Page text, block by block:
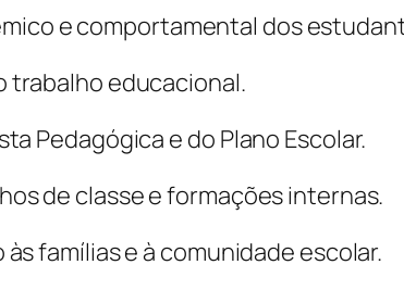
e comportamental dos
trabalho educacional.
Pedagógica e do Plano Escolar.
de classe e formações internas.
famílias e à comunidade escolar.